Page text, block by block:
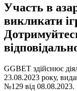
Участь в
викликати
GGBET здійснює
23.08.2023 року,
№129 від 08.08.2023.